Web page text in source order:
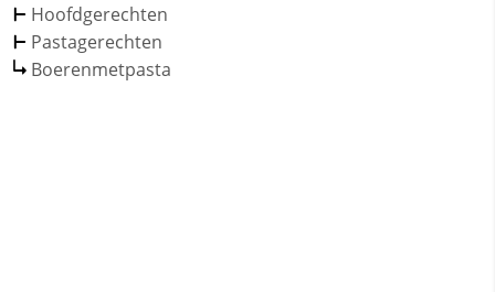
Hoofdgerechten
Pastagerechten
Boerenmetpasta